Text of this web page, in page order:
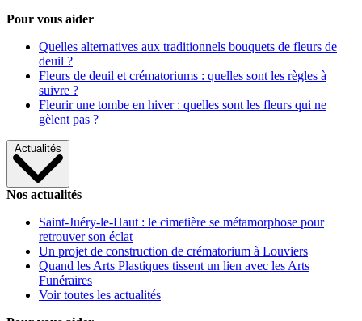
Pour vous aider
Quelles alternatives aux traditionnels bouquets de fleurs de
deuil ?
Fleurs de deuil et crématoriums : quelles sont les règles à
suivre ?
Fleurir une tombe en hiver : quelles sont les fleurs qui ne
gèlent pas ?
Actualités
Nos actualités
Saint-Juéry-le-Haut : le cimetière se métamorphose pour
retrouver son éclat
Un projet de construction de crématorium à Louviers
Quand les Arts Plastiques tissent un lien avec les Arts
Funéraires
Voir toutes les actualités